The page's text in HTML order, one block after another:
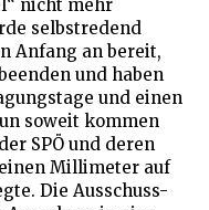
nicht mehr
selbstredend
Anfang an bereit,
und haben
und einen
soweit kommen
SPÖ und deren
Millimeter auf
Die Ausschuss-